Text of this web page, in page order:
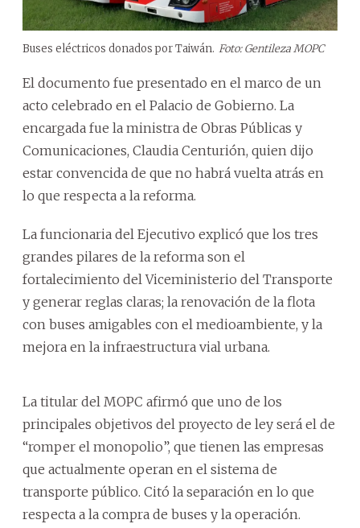
Buses eléctricos donados por Taiwán. Foto: Gentileza MOPC
El documento fue presentado en el marco de un
acto celebrado en el Palacio de Gobierno. La
encargada fue la ministra de Obras Públicas y
Comunicaciones, Claudia Centurión, quien dijo
estar convencida de que no habrá vuelta atrás en
lo que respecta a la reforma.
La funcionaria del Ejecutivo explicó que los tres
grandes pilares de la reforma son el
fortalecimiento del Viceministerio del Transporte
y generar reglas claras; la renovación de la flota
con buses amigables con el medioambiente, y la
mejora en la infraestructura vial urbana.
La titular del MOPC afirmó que uno de los
principales objetivos del proyecto de ley será el de
“romper el monopolio”, que tienen las empresas
que actualmente operan en el sistema de
transporte público. Citó la separación en lo que
respecta a la compra de buses y la operación.